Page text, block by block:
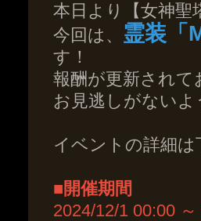
本日より【女神聖
今回は、 霊装「
す！
報酬が更新されて
お見逃しがない
イベントの詳細は
■開催期間
2024/12/1 00:00